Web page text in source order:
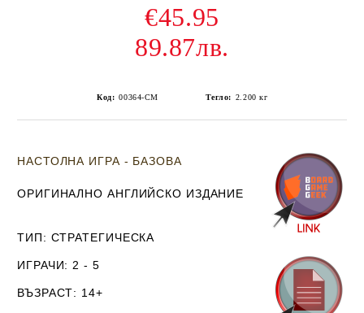
€45.95
89.87лв.
Код: 00364-CM Тегло: 2.200 кг
НАСТОЛНА ИГРА - БАЗОВА
ОРИГИНАЛНО АНГЛИЙСКО ИЗДАНИЕ
ТИП: СТРАТЕГИЧЕСКА
ИГРАЧИ: 2 - 5
ВЪЗРАСТ: 14+